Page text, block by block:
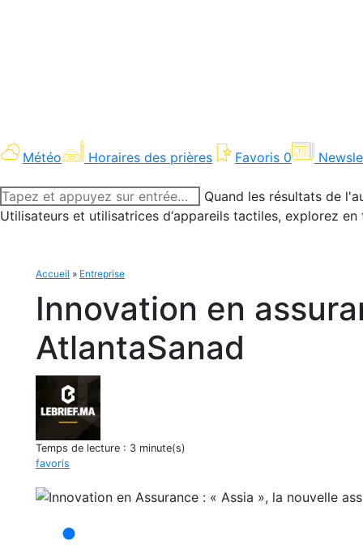
Météo Horaires des prières Favoris 0
Recherche
:
Quand les résultats de
Utilisateurs et utilisatrices d‘appareils tactiles, explorez
Accueil » Entreprise
Innovation en
AtlantaSanad
Temps de lecture : 3 minute(s)
favoris